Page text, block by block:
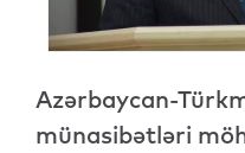
Azərbaycan-
münasibətləri